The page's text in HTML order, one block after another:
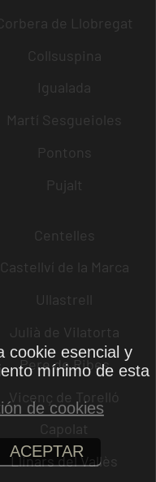
Corbera de Llobregat
Collsuspina
Igualada
Martí Sesgueioles
Pontons
Pujalt
Centelles
Castellví de la Marca
Ullastrell
Julià de Vilatorta
Pere de Ribes
Vicenç de Torelló
Capolat
Llinars del Vallès
cookie esencial y
mínimo de esta
de cookies
ACEPTAR